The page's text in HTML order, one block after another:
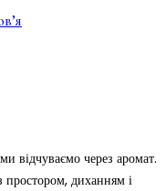
відчуваємо через аромат.
диханням і